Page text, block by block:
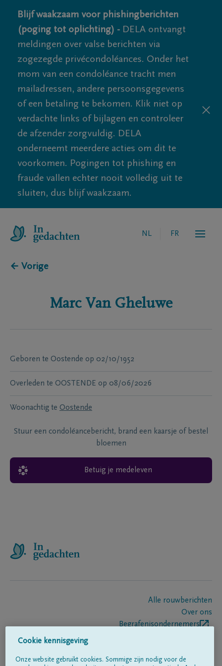
Blijf waakzaam voor phishingberichten
(poging tot oplichting) - DELA ontvangt
meldingen over valse berichten via
zogezegde privécondoléances. Onder het
mom van een condoléance tracht men
mailadressen, andere persoonsgegevens
of een betaling te bekomen. Klik niet op
verdachte links of bijlagen en controleer
de afzender zorgvuldig. DELA
onderneemt meerdere acties om dit te
voorkomen. Pogingen tot phishing en
fraude vallen echter nooit volledig uit te
sluiten, dus blijf waakzaam.
NL FR
← Vorige
Marc Van Gheluwe
Geboren te Oostende op 02/10/1952
Overleden te OOSTENDE op 08/06/2026
Woonachtig te Oostende
Stuur een condoléancebericht, brand een kaarsje of bestel
bloemen
Betuig je medeleven
Alle rouwberichten
Over ons
Begrafenisondernemers
Cookie kennisgeving
Onze website gebruikt cookies. Sommige zijn nodig voor de